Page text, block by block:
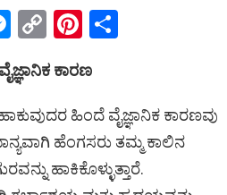
M
se
n
g
er
C
py
Li
n
k
Pi
er
es
t
e
ಕಾರಣ
ಹಿಂದೆ ವೈಜ್ಞಾನಿಕ ಕಾರಣವು
ಹೆಂಗಸರು ತಮ್ಮ ಕಾಲಿನ
ಹಾಕಿಕೊಳ್ಳುತ್ತಾರೆ.